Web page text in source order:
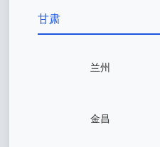
甘肃
兰州
金昌